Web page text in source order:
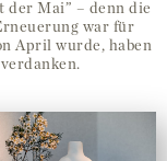
der Mai” – denn die
war für
April wurde, haben